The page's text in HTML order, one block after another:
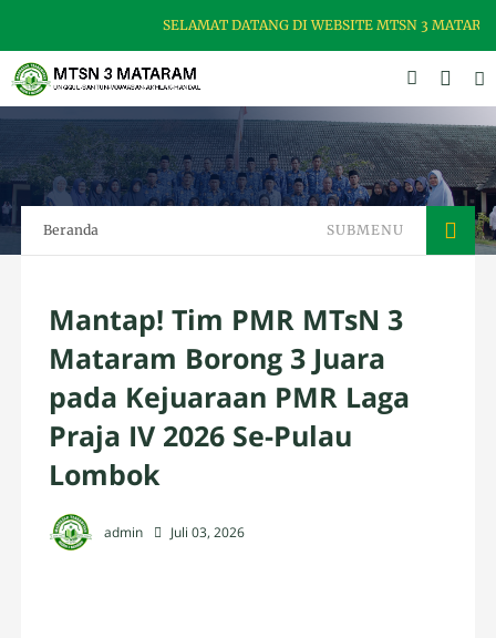
SELAMAT DATANG DI WEBSITE MTSN 3 MATARAM,
Beranda SUBMENU
Mantap! Tim PMR MTsN 3
Mataram Borong 3 Juara
pada Kejuaraan PMR Laga
Praja IV 2026 Se-Pulau
Lombok
admin Juli 03, 2026